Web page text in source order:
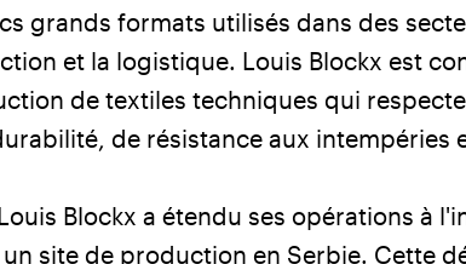
grands formats utilisés dans des
et la logistique. Louis Blockx est
de textiles techniques qui
de résistance aux intempéries
Blockx a étendu ses opérations à
site de production en Serbie. Cette